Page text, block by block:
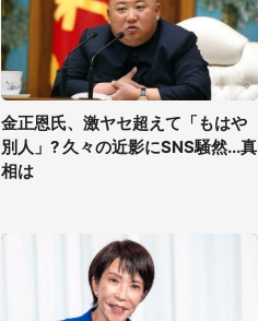
金正恩氏、激ヤセ超えて「もはや
別人」? 久々の近影にSNS騒然...真
相は